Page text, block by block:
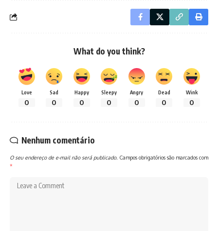
What do you think?
Love
0
Sad
0
Happy
0
Sleepy
0
Angry
0
Dead
0
Wink
0
Nenhum comentário
O seu endereço de e-mail não será publicado. Campos obrigatórios são marcados com
*